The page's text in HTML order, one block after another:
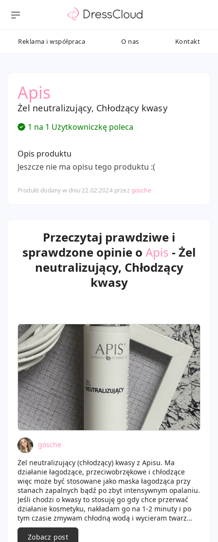
Reklama i współpraca O nas Kontakt
Apis
Żel neutralizujący, Chłodzący kwasy
1 na 1 Użytkowniczkę poleca
Opis produktu
Jeszcze nie ma opisu tego produktu :(
Produkt dodany w dniu 22.02.2024 przez gosche
Przeczytaj prawdziwe i
sprawdzone opinie o Apis - Żel
neutralizujący, Chłodzący
kwasy
gosche
Żel neutralizujący (chłodzący) kwasy z Apisu. Ma
działanie łagodzące, przeciwobrzękowe i chłodzące
więc może być stosowane jako maska łagodząca przy
stanach zapalnych bądź po zbyt intensywnym opalaniu.
Jeśli chodzi o kwasy to stosuję go gdy chce przerwać
działanie kosmetyku, nakładam go na 1-2 minuty i po
tym czasie zmywam chłodną wodą i wycieram twarz
jednorazowym ręcznikiem. Efekt chłodzenia jest bardzo
przyjemny, w szczególności gdy stosujemy żel latem.
Zobacz post